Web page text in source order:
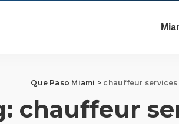
Que Paso Miami > chauffeur services
chauffeur